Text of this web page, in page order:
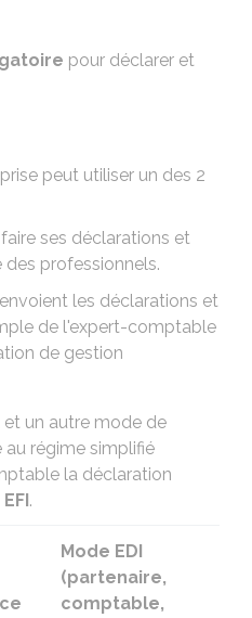
pour déclarer et
peut utiliser un des 2
ses déclarations et
professionnels.
envoient les déclarations et
de l'expert-comptable
de gestion
un autre mode de
régime simplifié
la déclaration
.
Mode EDI
(partenaire,
comptable,